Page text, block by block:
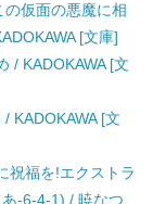
仮面の悪魔に相
[文庫]
/ KADOKAWA [文
KADOKAWA [文
祝福を!エクストラ
-6-4-1) / 暁なつ